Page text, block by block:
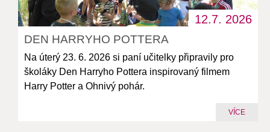
12.7. 2026
DEN HARRYHO POTTERA
Na úterý 23. 6. 2026 si paní učitelky připravily pro
školáky Den Harryho Pottera inspirovaný filmem
Harry Potter a Ohnivý pohár.
VÍCE